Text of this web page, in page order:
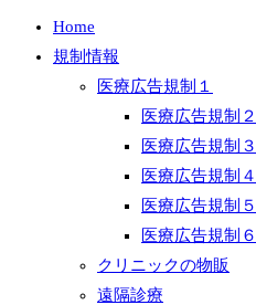
Home
規制情報
医療広告規制１
医療広告規制２
医療広告規制３
医療広告規制４
医療広告規制５
医療広告規制６
クリニックの物販
遠隔診療